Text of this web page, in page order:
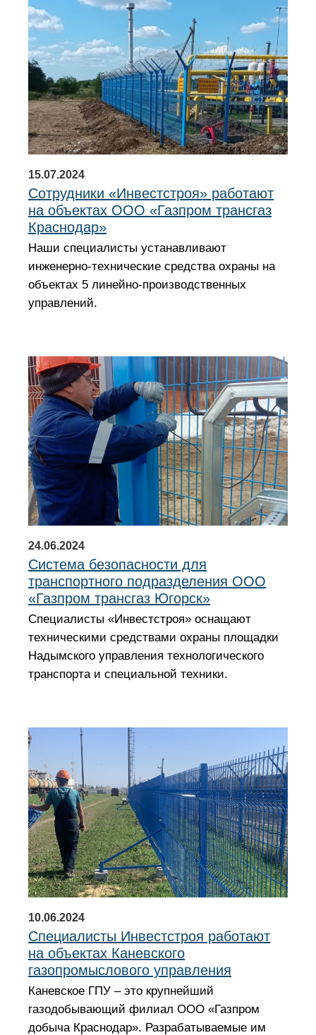
О КОМПАНИИ
НОВОСТИ
ОБЪЕКТЫ
КАРЬЕРА
КОНТАКТЫ
ПОИСК
15.07.2024
Сотрудники «Инвестстроя» работают
на объектах ООО «Газпром трансгаз
Краснодар»
Наши специалисты устанавливают
инженерно-технические средства охраны на
объектах 5 линейно-производственных
управлений.
24.06.2024
Система безопасности для
транспортного подразделения ООО
«Газпром трансгаз Югорск»
Специалисты «Инвестстроя» оснащают
техническими средствами охраны площадки
Надымского управления технологического
транспорта и специальной техники.
10.06.2024
Специалисты Инвестстроя работают
на объектах Каневского
газопромыслового управления
Каневское ГПУ – это крупнейший
газодобывающий филиал ООО «Газпром
добыча Краснодар». Разрабатываемые им